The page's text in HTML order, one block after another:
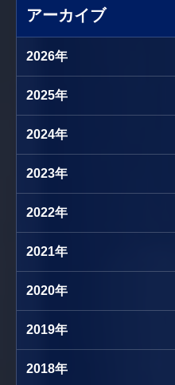
アーカイブ
2026年
2025年
2024年
2023年
2022年
2021年
2020年
2019年
2018年